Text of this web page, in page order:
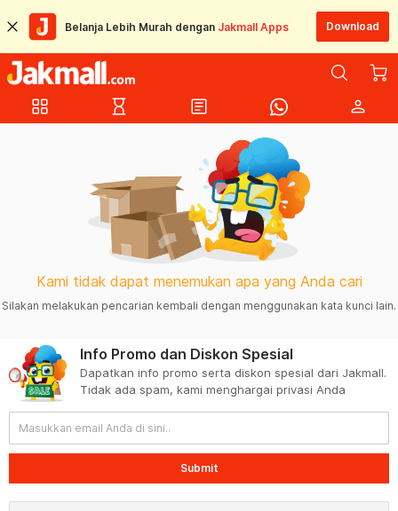
Belanja Lebih Murah dengan Jakmall Apps Download
grid_view hourglass_empty article person
Kami tidak dapat menemukan apa yang Anda cari
Silakan melakukan pencarian kembali dengan menggunakan kata kunci lain.
Info Promo dan Diskon Spesial
Dapatkan info promo serta diskon spesial dari Jakmall.
Tidak ada spam, kami menghargai privasi Anda
Submit